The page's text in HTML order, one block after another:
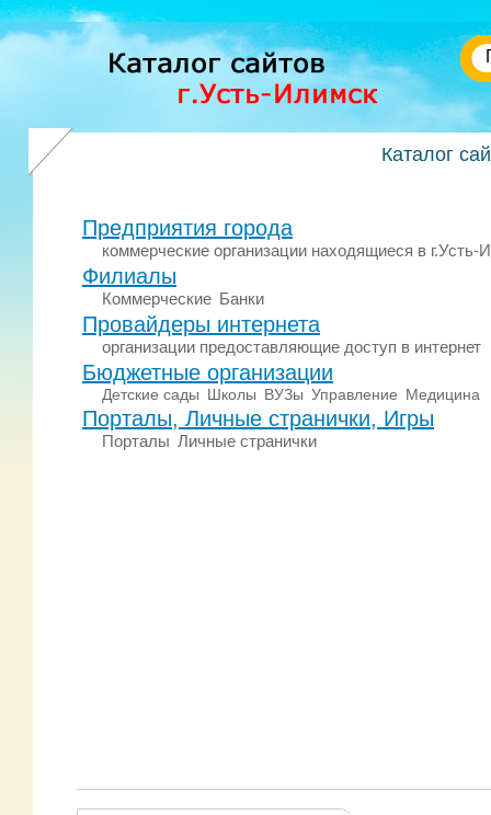
Каталог
Предприятия города
коммерческие организации находящиеся в г.Усть-
Филиалы
Коммерческие Банки
Провайдеры интернета
организации предоставляющие доступ в интернет
Бюджетные организации
Детские сады Школы ВУЗы Управление Медицина
Порталы, Личные странички, Игры
Порталы Личные странички